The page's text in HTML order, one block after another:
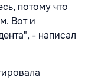
потому что
Вот и
- написал